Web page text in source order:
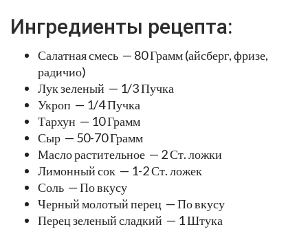
Ингредиенты рецепта:
Салатная смесь — 80 Грамм (айсберг, фризе,
радичио)
Лук зеленый — 1/3 Пучка
Укроп — 1/4 Пучка
Тархун — 10 Грамм
Сыр — 50-70 Грамм
Масло растительное — 2 Ст. ложки
Лимонный сок — 1-2 Ст. ложек
Соль — По вкусу
Черный молотый перец — По вкусу
Перец зеленый сладкий — 1 Штука